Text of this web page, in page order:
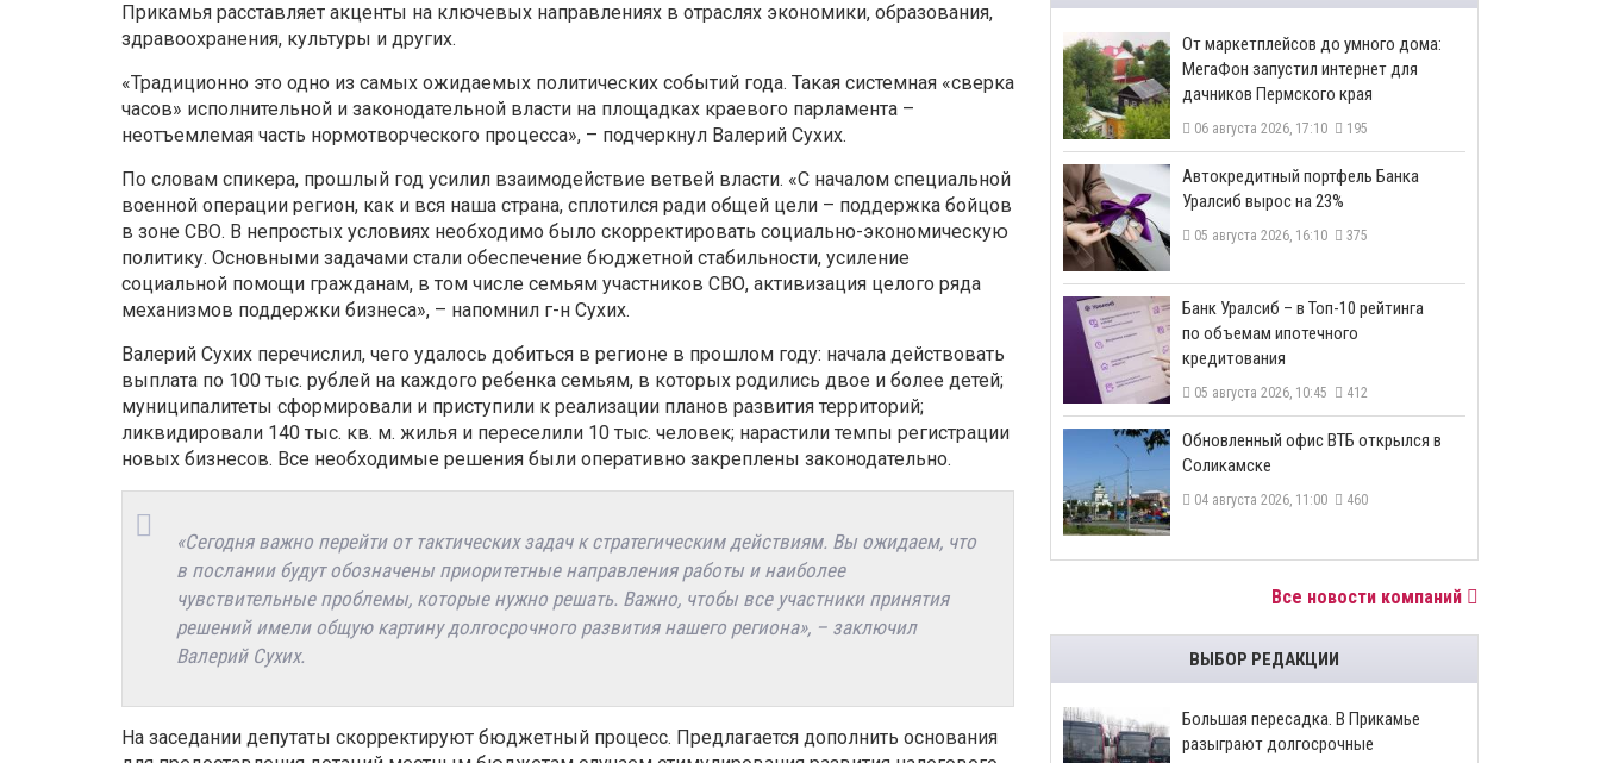
Прикамья расставляет акценты на ключевых направлениях в отраслях экономики, образования,
здравоохранения, культуры и других.
«Традиционно это одно из самых ожидаемых политических событий года. Такая системная «сверка
часов» исполнительной и законодательной власти на площадках краевого парламента –
неотъемлемая часть нормотворческого процесса», – подчеркнул Валерий Сухих.
По словам спикера, прошлый год усилил взаимодействие ветвей власти. «С началом специальной
военной операции регион, как и вся наша страна, сплотился ради общей цели – поддержка бойцов
в зоне СВО. В непростых условиях необходимо было скорректировать социально-экономическую
политику. Основными задачами стали обеспечение бюджетной стабильности, усиление
социальной помощи гражданам, в том числе семьям участников СВО, активизация целого ряда
механизмов поддержки бизнеса», – напомнил г-н Сухих.
Валерий Сухих перечислил, чего удалось добиться в регионе в прошлом году: начала действовать
выплата по 100 тыс. рублей на каждого ребенка семьям, в которых родились двое и более детей;
муниципалитеты сформировали и приступили к реализации планов развития территорий;
ликвидировали 140 тыс. кв. м. жилья и переселили 10 тыс. человек; нарастили темпы регистрации
новых бизнесов. Все необходимые решения были оперативно закреплены законодательно.
«Сегодня важно перейти от тактических задач к стратегическим действиям. Вы ожидаем, что
в послании будут обозначены приоритетные направления работы и наиболее
чувствительные проблемы, которые нужно решать. Важно, чтобы все участники принятия
решений имели общую картину долгосрочного развития нашего региона», – заключил
Валерий Сухих.
На заседании депутаты скорректируют бюджетный процесс. Предлагается дополнить основания
От маркетплейсов до умного дома:
МегаФон запустил интернет для
дачников Пермского края
06 августа 2026, 17:10 195
​Автокредитный портфель Банка
Уралсиб вырос на 23%
05 августа 2026, 16:10 375
​Банк Уралсиб – в Топ-10 рейтинга
по объемам ипотечного
кредитования
05 августа 2026, 10:45 412
​Обновленный офис ВТБ открылся в
Соликамске
04 августа 2026, 11:00 460
Все новости компаний
ВЫБОР РЕДАКЦИИ
Большая пересадка. В Прикамье
разыграют долгосрочные